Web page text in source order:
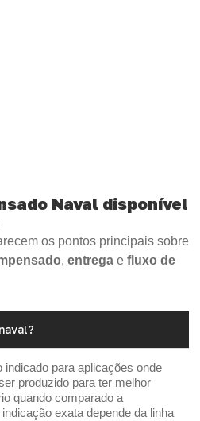
Naval disponível
os pontos principais sobre
, entrega e fluxo de
para aplicações onde
produzido para ter melhor
quando comparado a
exata depende da linha